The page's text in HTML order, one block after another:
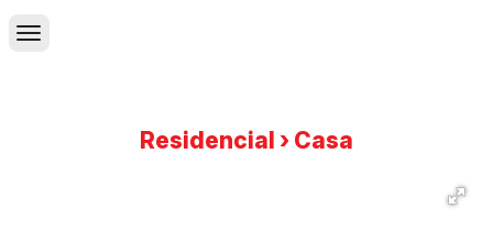
Residencial › Casa